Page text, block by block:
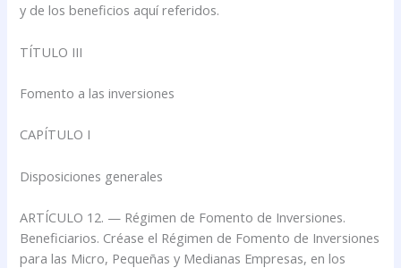
y de los beneficios aquí referidos.
TÍTULO III
Fomento a las inversiones
CAPÍTULO I
Disposiciones generales
ARTÍCULO 12. — Régimen de Fomento de Inversiones.
Beneficiarios. Créase el Régimen de Fomento de Inversiones
para las Micro, Pequeñas y Medianas Empresas, en los